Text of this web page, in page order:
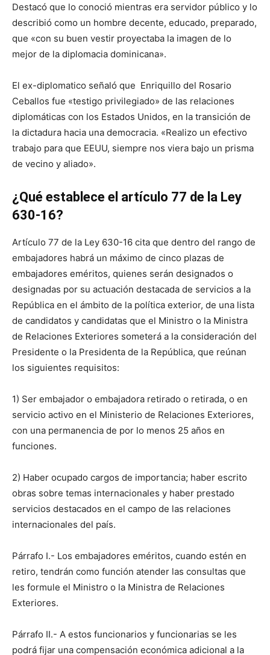
Destacó que lo conoció mientras era servidor público y lo
describió como un hombre decente, educado, preparado,
que «con su buen vestir proyectaba la imagen de lo
mejor de la diplomacia dominicana».
El ex-diplomatico señaló que Enriquillo del Rosario
Ceballos fue «testigo privilegiado» de las relaciones
diplomáticas con los Estados Unidos, en la transición de
la dictadura hacia una democracia. «Realizo un efectivo
trabajo para que EEUU, siempre nos viera bajo un prisma
de vecino y aliado».
¿Qué establece el artículo 77 de la Ley
630-16?
Artículo 77 de la Ley 630-16 cita que dentro del rango de
embajadores habrá un máximo de cinco plazas de
embajadores eméritos, quienes serán designados o
designadas por su actuación destacada de servicios a la
República en el ámbito de la política exterior, de una lista
de candidatos y candidatas que el Ministro o la Ministra
de Relaciones Exteriores someterá a la consideración del
Presidente o la Presidenta de la República, que reúnan
los siguientes requisitos:
1) Ser embajador o embajadora retirado o retirada, o en
servicio activo en el Ministerio de Relaciones Exteriores,
con una permanencia de por lo menos 25 años en
funciones.
2) Haber ocupado cargos de importancia; haber escrito
obras sobre temas internacionales y haber prestado
servicios destacados en el campo de las relaciones
internacionales del país.
Párrafo I.- Los embajadores eméritos, cuando estén en
retiro, tendrán como función atender las consultas que
les formule el Ministro o la Ministra de Relaciones
Exteriores.
Párrafo II.- A estos funcionarios y funcionarias se les
podrá fijar una compensación económica adicional a la